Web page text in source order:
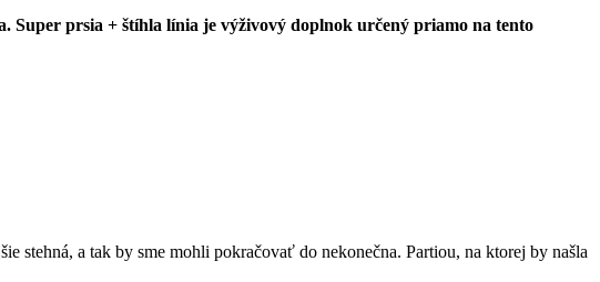
Super prsia + štíhla línia je výživový doplnok určený priamo na tento
stehná, a tak by sme mohli pokračovať do nekonečna. Partiou, na ktorej by našla